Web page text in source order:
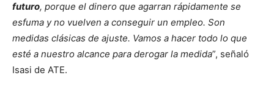
futuro, porque el dinero que agarran rápidamente se
esfuma y no vuelven a conseguir un empleo. Son
medidas clásicas de ajuste. Vamos a hacer todo lo que
esté a nuestro alcance para derogar la medida”, señaló
Isasi de ATE.